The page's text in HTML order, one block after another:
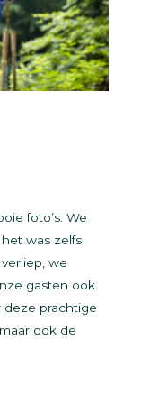
foto’s. We
was zelfs
we
gasten ook.
deze prachtige
ook de